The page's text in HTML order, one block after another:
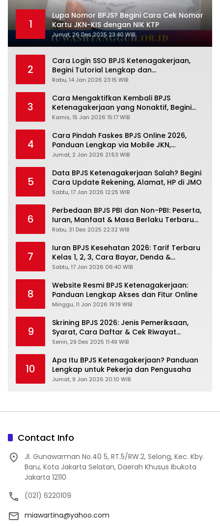
1
Lupa Nomor BPJS? Begini Cara Cek Nomor
Kartu JKN-KIS dengan NIK KTP
Jumat, 26 Des 2025 23:40 WIB
2
Cara Login SSO BPJS Ketenagakerjaan,
Begini Tutorial Lengkap dan
Pengertiannya
Rabu, 14 Jan 2026 23:15 WIB
3
Cara Mengaktifkan Kembali BPJS
Ketenagakerjaan yang Nonaktif, Begini
Panduan Lengkapnya
Kamis, 15 Jan 2026 15:17 WIB
4
Cara Pindah Faskes BPJS Online 2026,
Panduan Lengkap via Mobile JKN,
PANDAWA & Offiline Kantor Cabang
Jumat, 2 Jan 2026 21:53 WIB
5
Data BPJS Ketenagakerjaan Salah? Begini
Cara Update Rekening, Alamat, HP di JMO
Sabtu, 17 Jan 2026 12:25 WIB
6
Perbedaan BPJS PBI dan Non-PBI: Peserta,
Iuran, Manfaat & Masa Berlaku Terbaru
2026
Rabu, 31 Des 2025 22:32 WIB
7
Iuran BPJS Kesehatan 2026: Tarif Terbaru
Kelas 1, 2, 3, Cara Bayar, Denda &
Panduan Lengkap Peserta JKN-KIS
Sabtu, 17 Jan 2026 06:40 WIB
8
Website Resmi BPJS Ketenagakerjaan:
Panduan Lengkap Akses dan Fitur Online
Minggu, 11 Jan 2026 19:19 WIB
9
Skrining BPJS 2026: Jenis Pemeriksaan,
Syarat, Cara Daftar & Cek Riwayat
Kesehatan Gratis
Senin, 29 Des 2025 11:49 WIB
10
Apa Itu BPJS Ketenagakerjaan? Panduan
Lengkap untuk Pekerja dan Pengusaha
Jumat, 9 Jan 2026 20:10 WIB
Contact Info
Jl. Gunawarman No.40 5, RT.5/RW.2, Selong, Kec. Kby.
Baru, Kota Jakarta Selatan, Daerah Khusus Ibukota
Jakarta 12110
(021) 6220109
miawartina@yahoo.com